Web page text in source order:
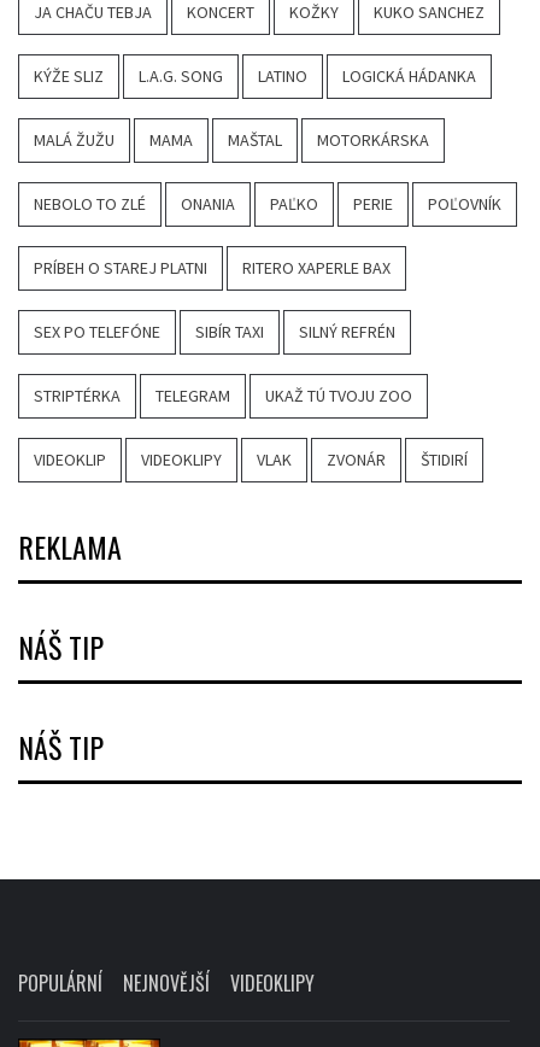
JA CHAČU TEBJA KONCERT KOŽKY KUKO SANCHEZ
KÝŽE SLIZ L.A.G. SONG LATINO LOGICKÁ HÁDANKA
MALÁ ŽUŽU MAMA MAŠTAL MOTORKÁRSKA
NEBOLO TO ZLÉ ONANIA PAĽKO PERIE POĽOVNÍK
PRÍBEH O STAREJ PLATNI RITERO XAPERLE BAX
SEX PO TELEFÓNE SIBÍR TAXI SILNÝ REFRÉN
STRIPTÉRKA TELEGRAM UKAŽ TÚ TVOJU ZOO
VIDEOKLIP VIDEOKLIPY VLAK ZVONÁR ŠTIDIRÍ
REKLAMA
NÁŠ TIP
NÁŠ TIP
POPULÁRNÍ NEJNOVĚJŠÍ VIDEOKLIPY